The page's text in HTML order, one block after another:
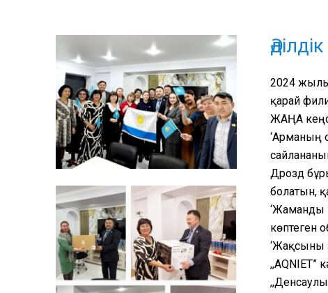
2024
қарай
ЖАҢА
‘Арманың
Дрозд
болатын,
‘Жаманды
көптеген
‘Жақсыны
,,AQNIET”